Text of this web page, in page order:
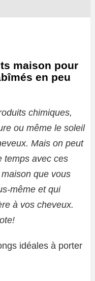
maison pour
en peu
chimiques,
ou même le soleil
Mais on peut
temps avec ces
que vous
même et qui
à vos cheveux.
idéales à porter